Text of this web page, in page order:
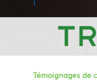
Témoignages de